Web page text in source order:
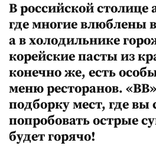
В российской столице
где многие влюблены
а в холодильнике
корейские пасты из
конечно же, есть
меню ресторанов.
подборку мест, где вы
попробовать острые
будет горячо!